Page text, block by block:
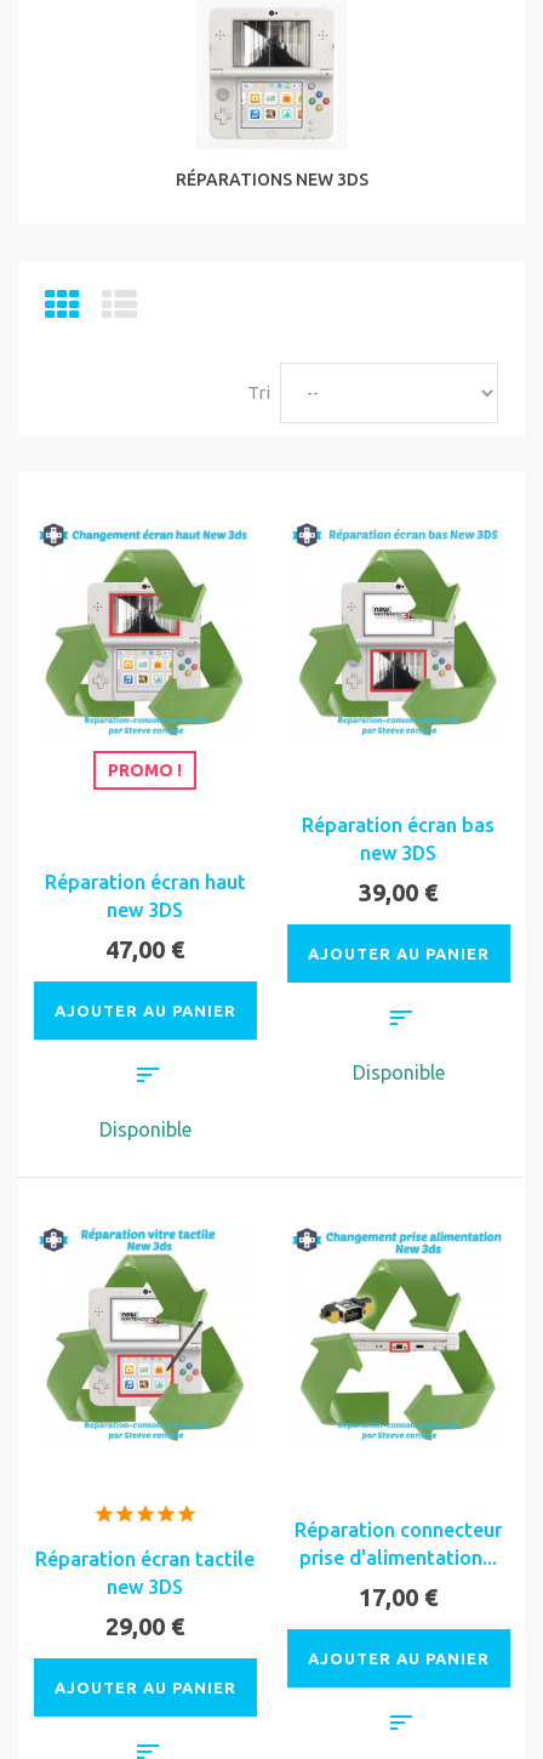
RÉPARATIONS NEW 3DS
Tri
PROMO !
Réparation écran haut
new 3DS
47,00 €
AJOUTER AU PANIER
Disponible
Réparation écran bas
new 3DS
39,00 €
AJOUTER AU PANIER
Disponible
Réparation écran tactile
new 3DS
29,00 €
AJOUTER AU PANIER
Réparation connecteur
prise d'alimentation...
17,00 €
AJOUTER AU PANIER